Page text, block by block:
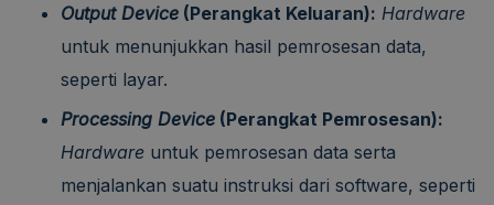
Output Device (Perangkat Keluaran): Hardware
untuk menunjukkan hasil pemrosesan data,
seperti layar.
Processing Device (Perangkat Pemrosesan):
Hardware untuk pemrosesan data serta
menjalankan suatu instruksi dari software, seperti